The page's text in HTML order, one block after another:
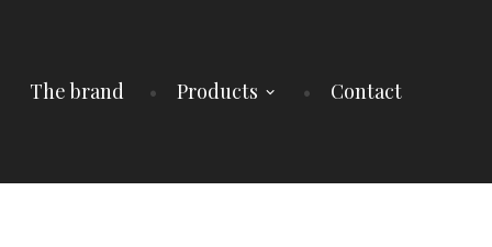
The brand Products Contact